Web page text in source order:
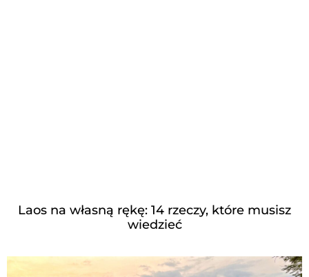
Laos na własną rękę: 14 rzeczy, które musisz
wiedzieć